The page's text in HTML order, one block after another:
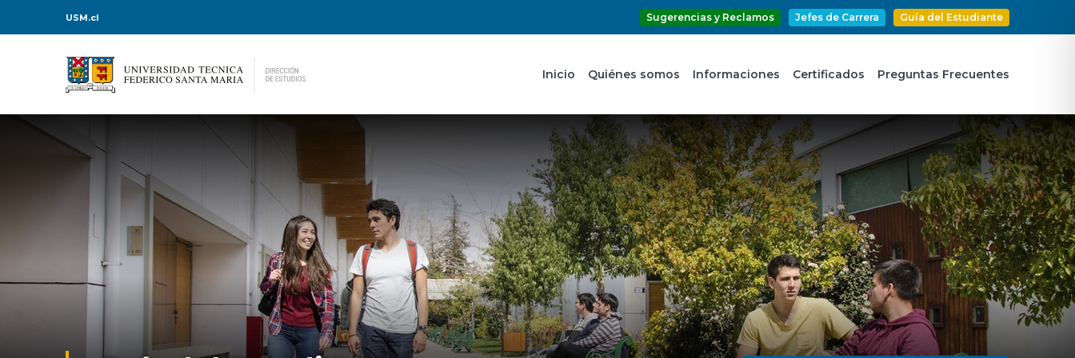
USM.cl Sugerencias y Reclamos Jefes de Carrera Guía del Estudiante
Inicio Quiénes somos Informaciones Certificados Preguntas Frecuentes